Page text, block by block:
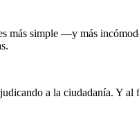
más simple —y más
a la ciudadanía. Y